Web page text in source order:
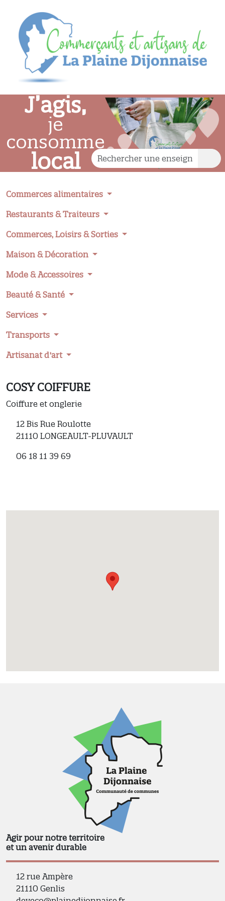
J’agis,
je
consomme
local
Commerces alimentaires
Restaurants & Traiteurs
Commerces, Loisirs & Sorties
Maison & Décoration
Mode & Accessoires
Beauté & Santé
Services
Transports
Artisanat d'art
COSY COIFFURE
Coiffure et onglerie
12 Bis Rue Roulotte
21110 LONGEAULT-PLUVAULT
06 18 11 39 69
Agir pour notre territoire
et un avenir durable
12 rue Ampère
21110 Genlis